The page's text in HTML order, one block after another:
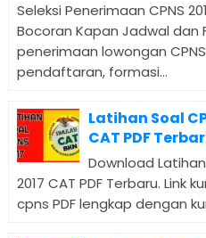
Seleksi Penerimaan CPNS
Bocoran Kapan Jadwal dan
penerimaan lowongan
pendaftaran, formasi...
Latihan Soal
CAT PDF
Download
2017 CAT PDF Terbaru. Link
cpns PDF lengkap dengan